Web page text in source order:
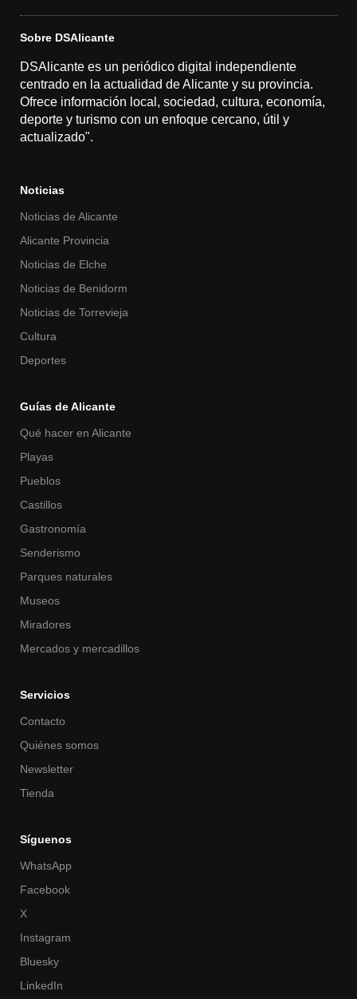
Sobre DSAlicante
DSAlicante es un periódico digital independiente
centrado en la actualidad de Alicante y su provincia.
Ofrece información local, sociedad, cultura, economía,
deporte y turismo con un enfoque cercano, útil y
actualizado".
Noticias
Noticias de Alicante
Alicante Provincia
Noticias de Elche
Noticias de Benidorm
Noticias de Torrevieja
Cultura
Deportes
Guías de Alicante
Qué hacer en Alicante
Playas
Pueblos
Castillos
Gastronomía
Senderismo
Parques naturales
Museos
Miradores
Mercados y mercadillos
Servicios
Contacto
Quiénes somos
Newsletter
Tienda
Síguenos
WhatsApp
Facebook
X
Instagram
Bluesky
LinkedIn